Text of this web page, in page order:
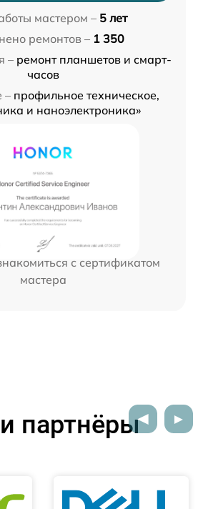
мастером – 5 лет
ремонтов – 1 350
– ремонт планшетов и смарт-
часов
– профильное техническое,
и наноэлектроника»
с сертификатом
мастера
партнёры